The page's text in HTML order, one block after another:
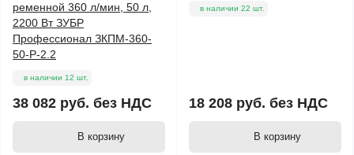
ременной 360 л/мин, 50 л,
2200 Вт ЗУБР
Профессионал ЗКПМ-360-
50-Р-2.2
в наличии 12 шт.
38 082 руб. без НДС
В корзину
в наличии 22 шт.
18 208 руб. без НДС
В корзину